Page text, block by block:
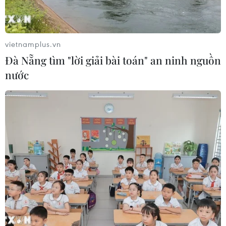
04/08/2026 04:58
CƠ QUAN CHỦ QUẢN: THÔNG TẤN XÃ VIỆT NAM
Tổng Biên tập: TRẦN TIẾN DUẨN
Phó Tổng Biên tập: NGUYỄN THỊ TÁM, KHÚC THANH
THỦY
Sở hữu trí tuệ
Quy định sử dụng
RSS
Hỗ trợ
vietnamplus.vn
Đà Nẵng tìm "lời giải bài toán" an ninh nguồn
nước